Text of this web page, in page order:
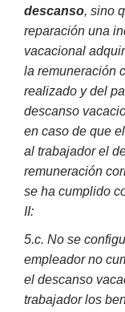
descanso, sino
reparación una
vacacional
la remuneración
realizado y del
descanso
en caso de que
al trabajador el
remuneración
se ha cumplido
II:
5.c. No se
empleador no
el descanso
trabajador los